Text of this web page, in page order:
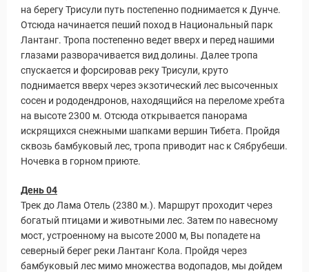
Статьи
на берегу Трисули путь постепенно поднимается к Дунче.
Отсюда начинается пеший поход в Национальный парк
Лантанг. Тропа постепенно ведет вверх и перед нашими
глазами разворачивается вид долины. Далее тропа
спускается и форсировав реку Трисули, круто
поднимается вверх через экзотический лес высоченных
сосен и рододендронов, находящийся на переломе хребта
на высоте 2300 м. Отсюда открывается панорама
искрящихся снежными шапками вершин Тибета. Пройдя
сквозь бамбуковый лес, тропа приводит нас к Сябрубеши.
Ночевка в горном приюте.
День 04
Трек до Лама Отель (2380 м.). Маршрут проходит через
богатый птицами и животными лес. Затем по навесному
мост, устроенному на высоте 2000 м, Вы попадете на
северный берег реки Лантанг Кола. Пройдя через
бамбуковый лес мимо множества водопадов, мы дойдем